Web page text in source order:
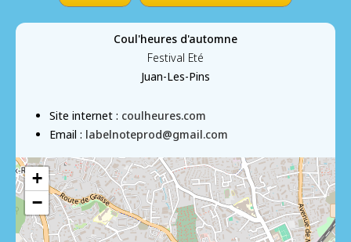
Coul'heures d'automne
Festival Eté
Juan-Les-Pins
Site internet : coulheures.com
Email : labelnoteprod@gmail.com
+
−